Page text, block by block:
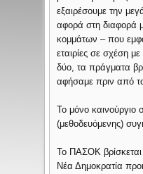
εξαιρέσουμε την
αφορά στη διαφορά
κομμάτων – που
εταιρίες σε σχέση
δύο, τα πράγματα
αφήσαμε πριν από
Το μόνο καινούργιο
(μεθοδευόμενης)
Το ΠΑΣΟΚ
Νέα Δημοκρατία